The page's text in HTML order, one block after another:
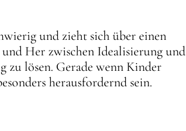
und zieht sich über einen
Her zwischen Idealisierung und
zu lösen. Gerade wenn Kinder
herausfordernd sein.